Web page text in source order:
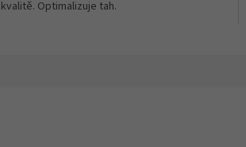
kvalitě. Optimalizuje tah.